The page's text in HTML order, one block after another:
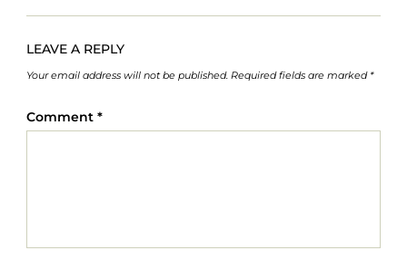
LEAVE A REPLY
Your email address will not be published. Required fields are marked *
Comment *